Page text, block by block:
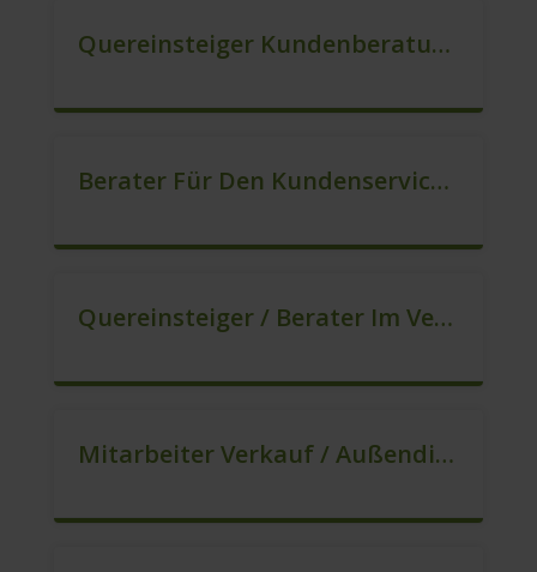
Quereinsteiger Kundenberatung (Außendienst) (m/w/d)
Berater Für Den Kundenservice (m/w/d)
Quereinsteiger / Berater Im Vertrieb – Ab Sofort (m/w/d)
Mitarbeiter Verkauf / Außendienst (m/w/d)